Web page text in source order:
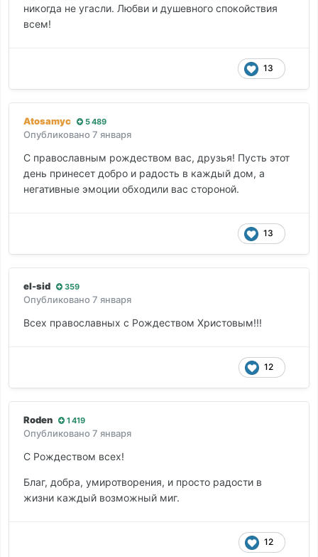
никогда не угасли. Любви и душевного спокойствия
всем!
13
Atosamyc 5 489
Опубликовано 7 января
С православным рождеством вас, друзья! Пусть этот
день принесет добро и радость в каждый дом, а
негативные эмоции обходили вас стороной.
13
el-sid 359
Опубликовано 7 января
Всех православных с Рождеством Христовым!!!
12
Roden 1 419
Опубликовано 7 января
С Рождеством всех!
Благ, добра, умиротворения, и просто радости в
жизни каждый возможный миг.
12